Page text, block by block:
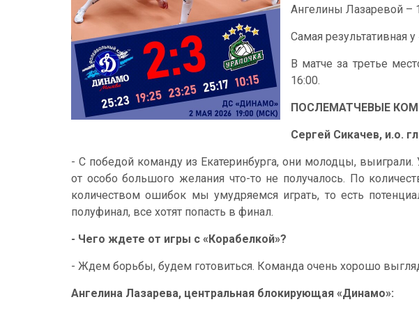
Ангелины Лазаревой –
Самая результативная
В матче за третье
16:00.
ПОСЛЕМАТЧЕВЫЕ
Сергей Сикачев, и.о.
- С победой команду из Екатеринбурга, они молодцы,
от особо большого желания что-то не получалось. По
количеством ошибок мы умудряемся играть, то есть
полуфинал, все хотят попасть в финал.
- Чего ждете от игры с «Корабелкой»?
- Ждем борьбы, будем готовиться. Команда очень хорошо
Ангелина Лазарева, центральная блокирующая «Динамо»: